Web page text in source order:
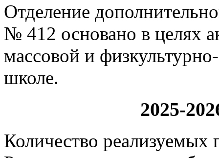
Отделение
№ 412 основано в целях
массовой и
школе.
2025-
Количество реализуемых